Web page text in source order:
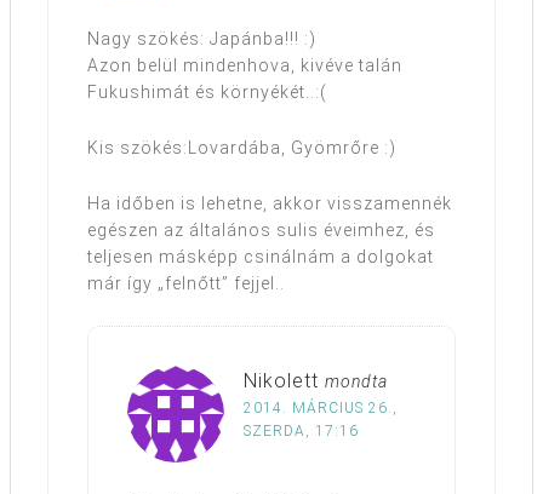
Nagy szökés: Japánba!!! :)
Azon belül mindenhova, kivéve talán
Fukushimát és környékét..:(
Kis szökés:Lovardába, Gyömrőre :)
Ha időben is lehetne, akkor visszamennék
egészen az általános sulis éveimhez, és
teljesen másképp csinálnám a dolgokat
már így „felnőtt” fejjel..
Nikolett mondta
2014. MÁRCIUS 26.,
SZERDA, 17:16